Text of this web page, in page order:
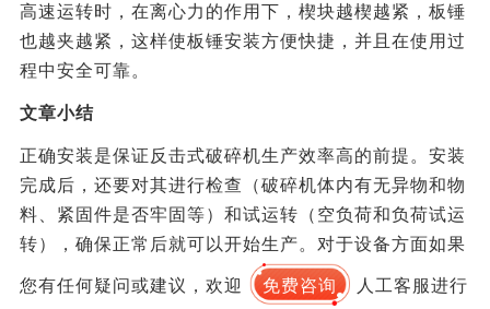
高速运转时，在离心力的作用下，楔块越楔越紧，板锤
也越夹越紧，这样使板锤安装方便快捷，并且在使用过
程中安全可靠。
文章小结
正确安装是保证反击式破碎机生产效率高的前提。安装
完成后，还要对其进行检查（破碎机体内有无异物和物
料、紧固件是否牢固等）和试运转（空负荷和负荷试运
转），确保正常后就可以开始生产。对于设备方面如果
您有任何疑问或建议，欢迎 免费咨询 人工客服进行